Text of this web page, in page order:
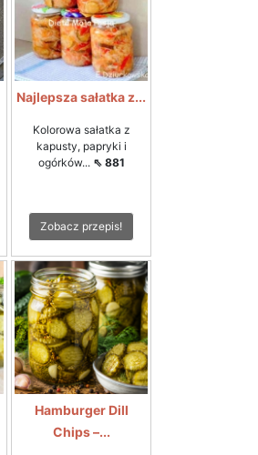
Najlepsza sałatka z...
Kolorowa sałatka z
kapusty, papryki i
ogórków... ⇖ 881
Zobacz przepis!
Hamburger Dill
Chips –...